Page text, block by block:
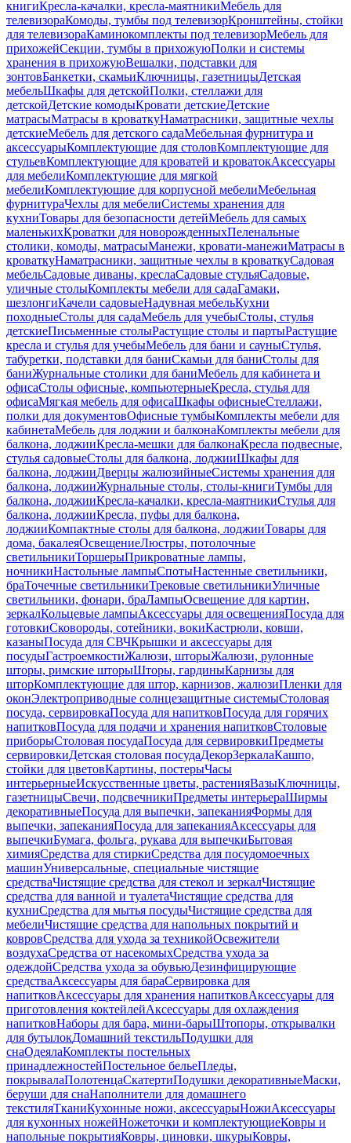
книгиКресла-качалки, кресла-маятникиМебель для
телевизораКомоды, тумбы под телевизорКронштейны, стойки
для телевизораКаминокомплекты под телевизорМебель для
прихожейСекции, тумбы в прихожуюПолки и системы
хранения в прихожуюВешалки, подставки для
зонтовБанкетки, скамьиКлючницы, газетницыДетская
мебельШкафы для детскойПолки, стеллажи для
детскойДетские комодыКровати детскиеДетские
матрасыМатрасы в кроваткуНаматрасники, защитные чехлы
детскиеМебель для детского садаМебельная фурнитура и
аксессуарыКомплектующие для столовКомплектующие для
стульевКомплектующие для кроватей и кроватокАксессуары
для мебелиКомплектующие для мягкой
мебелиКомплектующие для корпусной мебелиМебельная
фурнитураЧехлы для мебелиСистемы хранения для
кухниТовары для безопасности детейМебель для самых
маленькихКроватки для новорожденныхПеленальные
столики, комоды, матрасыМанежи, кровати-манежиМатрасы в
кроваткуНаматрасники, защитные чехлы в кроваткуСадовая
мебельСадовые диваны, креслаСадовые стульяСадовые,
уличные столыКомплекты мебели для садаГамаки,
шезлонгиКачели садовыеНадувная мебельКухни
походныеСтолы для садаМебель для учебыСтолы, стулья
детскиеПисьменные столыРастущие столы и партыРастущие
кресла и стулья для учебыМебель для бани и сауныСтулья,
табуретки, подставки для баниСкамьи для баниСтолы для
баниЖурнальные столики для баниМебель для кабинета и
офисаСтолы офисные, компьютерныеКресла, стулья для
офисаМягкая мебель для офисаШкафы офисныеСтеллажи,
полки для документовОфисные тумбыКомплекты мебели для
кабинетаМебель для лоджии и балконаКомплекты мебели для
балкона, лоджииКресла-мешки для балконаКресла подвесные,
стулья садовыеСтолы для балкона, лоджииШкафы для
балкона, лоджииДверцы жалюзийныеСистемы хранения для
балкона, лоджииЖурнальные столы, столы-книгиТумбы для
балкона, лоджииКресла-качалки, кресла-маятникиСтулья для
балкона, лоджииКресла, пуфы для балкона,
лоджииКомпактные столы для балкона, лоджииТовары для
дома, бакалеяОсвещениеЛюстры, потолочные
светильникиТоршерыПрикроватные лампы,
ночникиНастольные лампыСпотыНастенные светильники,
браТочечные светильникиТрековые светильникиУличные
светильники, фонари, браЛампыОсвещение для картин,
зеркалКольцевые лампыАксессуары для освещенияПосуда для
готовкиСковороды, сотейники, вокиКастрюли, ковши,
казаныПосуда для СВЧКрышки и аксессуары для
посудыГастроемкостиЖалюзи, шторыЖалюзи, рулонные
шторы, римские шторыШторы, гардиныКарнизы для
шторКомплектующие для штор, карнизов, жалюзиПленки для
оконЭлектроприводные солнцезащитные системыСтоловая
посуда, сервировкаПосуда для напитковПосуда для горячих
напитковПосуда для подачи и хранения напитковСтоловые
приборыСтоловая посудаПосуда для сервировкиПредметы
сервировкиДетская столовая посудаДекорЗеркалаКашпо,
стойки для цветовКартины, постерыЧасы
интерьерныеИскусственные цветы, растенияВазыКлючницы,
газетницыСвечи, подсвечникиПредметы интерьераШирмы
декоративныеПосуда для выпечки, запеканияФормы для
выпечки, запеканияПосуда для запеканияАксессуары для
выпечкиБумага, фольга, рукава для выпечкиБытовая
химияСредства для стиркиСредства для посудомоечных
машинУниверсальные, специальные чистящие
средстваЧистящие средства для стекол и зеркалЧистящие
средства для ванной и туалетаЧистящие средства для
кухниСредства для мытья посудыЧистящие средства для
мебелиЧистящие средства для напольных покрытий и
ковровСредства для ухода за техникойОсвежители
воздухаСредства от насекомыхСредства ухода за
одеждойСредства ухода за обувьюДезинфицирующие
средстваАксессуары для бараСервировка для
напитковАксессуары для хранения напитковАксессуары для
приготовления коктейлейАксессуары для охлаждения
напитковНаборы для бара, мини-барыШтопоры, открывалки
для бутылокДомашний текстильПодушки для
снаОдеялаКомплекты постельных
принадлежностейПостельное бельеПледы,
покрывалаПолотенцаСкатертиПодушки декоративныеМаски,
беруши для снаНаполнители для домашнего
текстиляТканиКухонные ножи, аксессуарыНожиАксессуары
для кухонных ножейНожеточки и комплектующиеКовры и
напольные покрытияКовры, циновки, шкурыКовры,